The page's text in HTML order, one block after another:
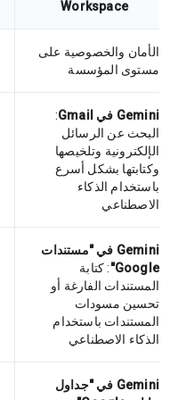
Workspace
الأمان والخصوصية على
مستوى المؤسسة
Gemini في Gmail
:
البحث عن الرسائل
الإلكترونية وتلخيصها
وكتابتها بشكل أسرع
باستخدام الذكاء
الاصطناعي
Gemini في "مستندات
Google" : كتابة
المستندات الفارغة أو
تحسين مسودات
المستندات باستخدام
الذكاء الاصطناعي
Gemini في "جداول